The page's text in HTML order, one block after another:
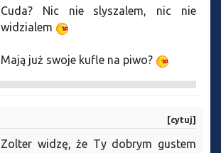
Cuda? Nic nie slyszalem, nic nie
widzialem
Mają już swoje kufle na piwo?
[cytuj]
Zolter widzę, że Ty dobrym gustem